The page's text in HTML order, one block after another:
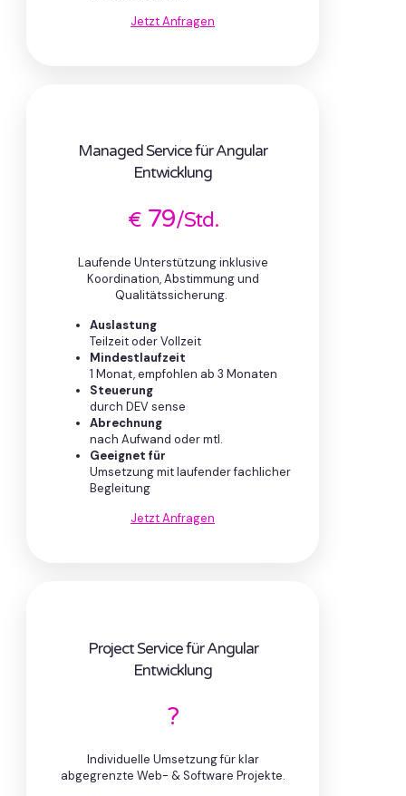
Jetzt Anfragen
Managed Service für Angular
Entwicklung
€79/Std.
Laufende Unterstützung inklusive
Koordination, Abstimmung und
Qualitätssicherung.
Auslastung
Teilzeit oder Vollzeit
Mindestlaufzeit
1 Monat, empfohlen ab 3 Monaten
Steuerung
durch DEV sense
Abrechnung
nach Aufwand oder mtl.
Geeignet für
Umsetzung mit laufender fachlicher
Begleitung
Jetzt Anfragen
Project Service für Angular
Entwicklung
?
Individuelle Umsetzung für klar
abgegrenzte Web- & Software Projekte.